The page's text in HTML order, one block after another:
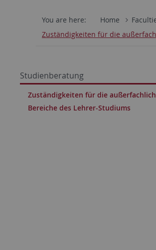
You are here: Home
Zuständigkeiten für die
Studienberatung
Zuständigkeiten für die
Bereiche des Lehrer-Studiums